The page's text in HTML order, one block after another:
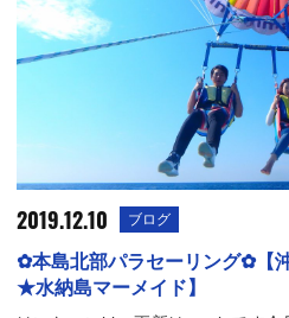
2019.12.10 ブログ
✿本島北部パラセーリング✿【
★水納島マーメイド】